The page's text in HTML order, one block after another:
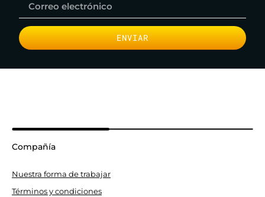
ENVIAR
Compañía
Nuestra forma de trabajar
Términos y condiciones